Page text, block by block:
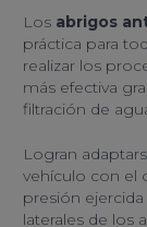
Los abrigos
práctica para
realizar los
más efectiva
filtración de
Logran
vehículo con el
presión
laterales de los